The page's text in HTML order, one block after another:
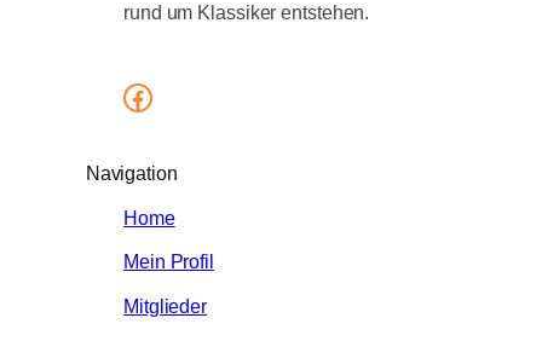
rund um Klassiker entstehen.
Facebook
Navigation
Home
Mein Profil
Mitglieder